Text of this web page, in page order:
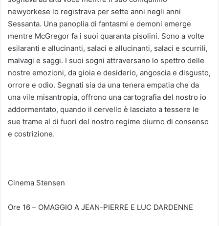
newyorkese lo registrava per sette anni negli anni
Sessanta. Una panoplia di fantasmi e demoni emerge
mentre McGregor fa i suoi quaranta pisolini. Sono a volte
esilaranti e allucinanti, salaci e allucinanti, salaci e scurrili,
malvagi e saggi. I suoi sogni attraversano lo spettro delle
nostre emozioni, da gioia e desiderio, angoscia e disgusto,
orrore e odio. Segnati sia da una tenera empatia che da
una vile misantropia, offrono una cartografia del nostro io
addormentato, quando il cervello è lasciato a tessere le
sue trame al di fuori del nostro regime diurno di consenso
e costrizione.
Cinema Stensen
Ore 16 – OMAGGIO A JEAN-PIERRE E LUC DARDENNE